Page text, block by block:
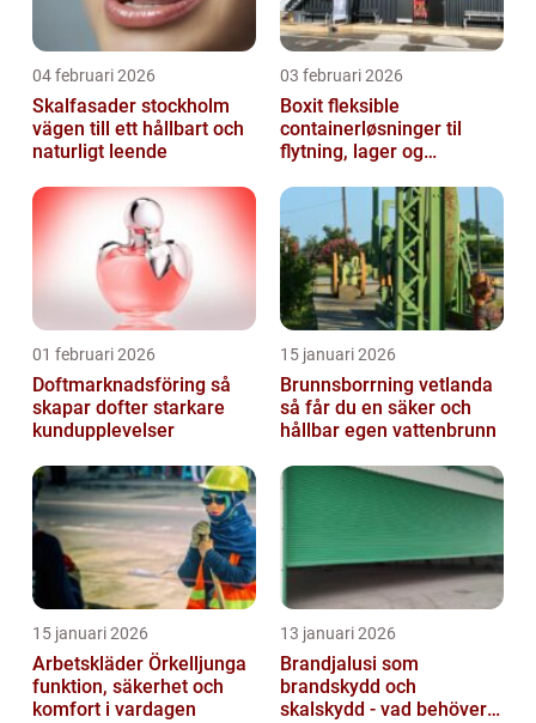
04 februari 2026
Skalfasader stockholm
vägen till ett hållbart och
naturligt leende
03 februari 2026
Boxit fleksible
containerløsninger til
flytning, lager og
01 februari 2026
Doftmarknadsföring så
skapar dofter starkare
kundupplevelser
15 januari 2026
Brunnsborrning vetlanda
så får du en säker och
hållbar egen vattenbrunn
15 januari 2026
Arbetskläder Örkelljunga
funktion, säkerhet och
komfort i vardagen
13 januari 2026
Brandjalusi som
brandskydd och
skalskydd - vad behöver